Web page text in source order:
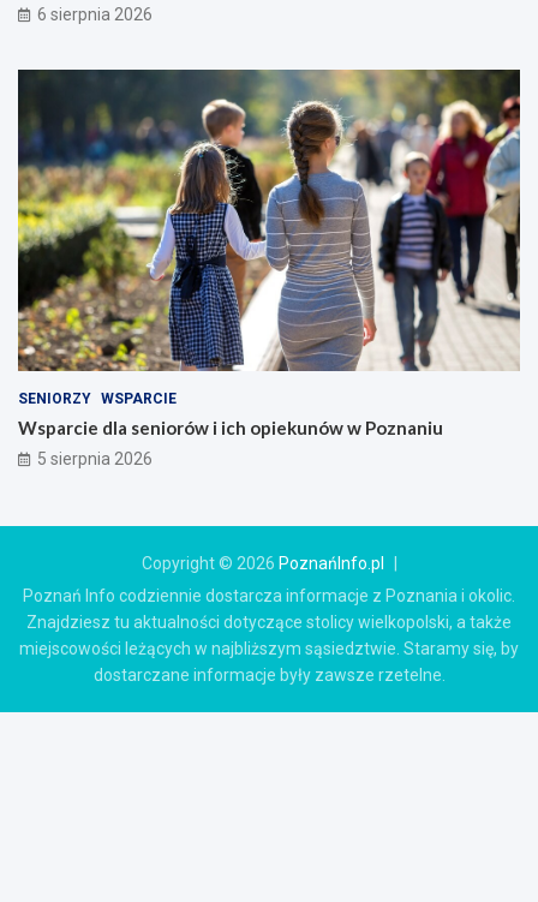
6 sierpnia 2026
SENIORZY WSPARCIE
Wsparcie dla seniorów i ich opiekunów w Poznaniu
5 sierpnia 2026
Copyright © 2026 PoznańInfo.pl
Poznań Info codziennie dostarcza informacje z Poznania i okolic.
Znajdziesz tu aktualności dotyczące stolicy wielkopolski, a także
miejscowości leżących w najbliższym sąsiedztwie. Staramy się, by
dostarczane informacje były zawsze rzetelne.